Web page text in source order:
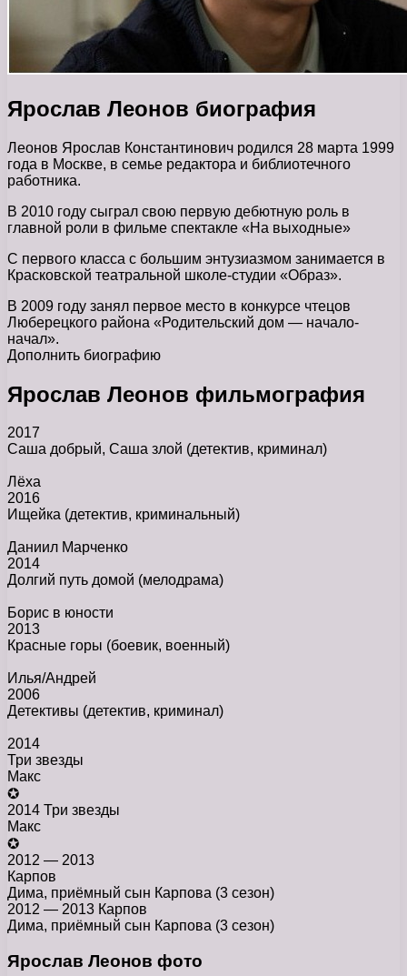
Ярослав Леонов биография
Леонов Ярослав Константинович родился 28 марта 1999
года в Москве, в семье редактора и библиотечного
работника.
В 2010 году сыграл свою первую дебютную роль в
главной роли в фильме спектакле «На выходные»
С первого класса с большим энтузиазмом занимается в
Красковской театральной школе-студии «Образ».
В 2009 году занял первое место в конкурсе чтецов
Люберецкого района «Родительский дом — начало-
начал».
Дополнить биографию
Ярослав Леонов фильмография
2017
Саша добрый, Саша злой (детектив, криминал)
Лёха
2016
Ищейка (детектив, криминальный)
Даниил Марченко
2014
Долгий путь домой (мелодрама)
Борис в юности
2013
Красные горы (боевик, военный)
Илья/Андрей
2006
Детективы (детектив, криминал)
2014
Три звезды
Макс
✪
2014 Три звезды
Макс
✪
2012 — 2013
Карпов
Дима, приёмный сын Карпова (3 сезон)
2012 — 2013 Карпов
Дима, приёмный сын Карпова (3 сезон)
Ярослав Леонов фото